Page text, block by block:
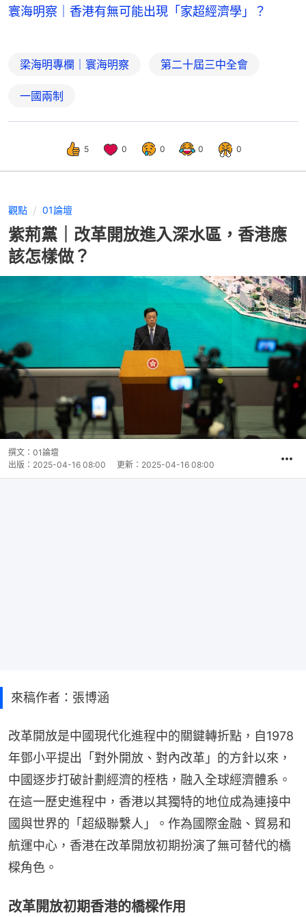
寰海明察｜香港有無可能出現「家超經濟學」？
梁海明專欄｜寰海明察 第二十屆三中全會
一國兩制
5 0 0 0 0
觀點 01論壇
紫荊黨｜改革開放進入深水區，香港應
該怎樣做？
撰文： 01論壇
出版： 2025-04-16 08:00 更新： 2025-04-16 08:00
來稿作者：張博涵
改革開放是中國現代化進程中的關鍵轉折點，自1978
年鄧小平提出「對外開放、對內改革」的方針以來，
中國逐步打破計劃經濟的桎梏，融入全球經濟體系。
在這一歷史進程中，香港以其獨特的地位成為連接中
國與世界的「超級聯繫人」。作為國際金融、貿易和
航運中心，香港在改革開放初期扮演了無可替代的橋
樑角色。
改革開放初期香港的橋樑作用